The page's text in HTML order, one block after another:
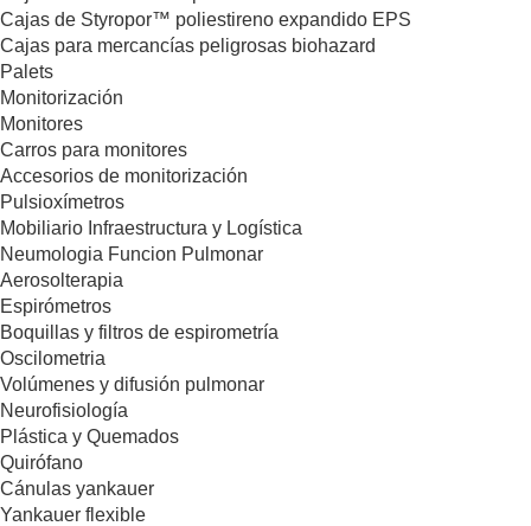
Cajas de Styropor™ poliestireno expandido EPS
Cajas para mercancías peligrosas biohazard
Palets
Monitorización
Monitores
Carros para monitores
Accesorios de monitorización
Pulsioxímetros
Mobiliario Infraestructura y Logística
Neumologia Funcion Pulmonar
Aerosolterapia
Espirómetros
Boquillas y filtros de espirometría
Oscilometria
Volúmenes y difusión pulmonar
Neurofisiología
Plástica y Quemados
Quirófano
Cánulas yankauer
Yankauer flexible